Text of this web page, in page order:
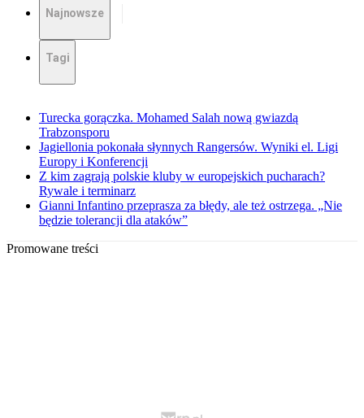
Najnowsze
Tagi
Turecka gorączka. Mohamed Salah nową gwiazdą
Trabzonsporu
Jagiellonia pokonała słynnych Rangersów. Wyniki el. Ligi
Europy i Konferencji
Z kim zagrają polskie kluby w europejskich pucharach?
Rywale i terminarz
Gianni Infantino przeprasza za błędy, ale też ostrzega. „Nie
będzie tolerancji dla ataków”
Promowane treści